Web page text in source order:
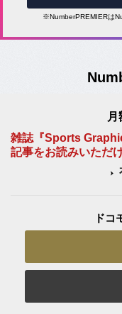
※NumberPREMIERは
月
雑誌『Sports
記事をお読みいただ
ドコ